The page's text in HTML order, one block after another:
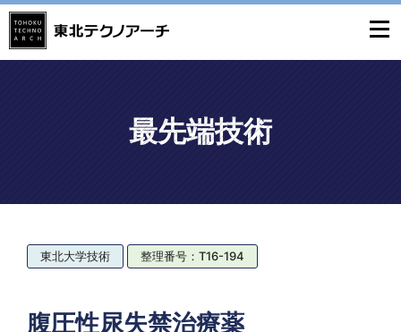
最先端技術
東北大学技術 整理番号：T16-194
腹圧性尿失禁治療薬